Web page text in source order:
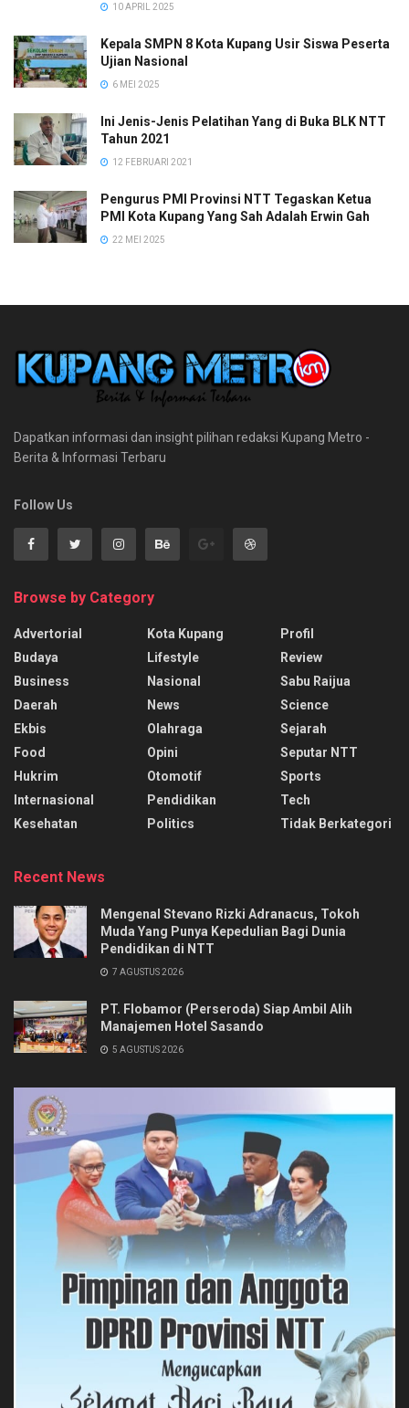
10 APRIL 2025
Kepala SMPN 8 Kota Kupang Usir Siswa Peserta
Ujian Nasional
6 MEI 2025
Ini Jenis-Jenis Pelatihan Yang di Buka BLK NTT
Tahun 2021
12 FEBRUARI 2021
Pengurus PMI Provinsi NTT Tegaskan Ketua
PMI Kota Kupang Yang Sah Adalah Erwin Gah
22 MEI 2025
Dapatkan informasi dan insight pilihan redaksi Kupang Metro -
Berita & Informasi Terbaru
Follow Us
Browse by Category
Advertorial
Budaya
Business
Daerah
Ekbis
Food
Hukrim
Internasional
Kesehatan
Kota Kupang
Lifestyle
Nasional
News
Olahraga
Opini
Otomotif
Pendidikan
Politics
Profil
Review
Sabu Raijua
Science
Sejarah
Seputar NTT
Sports
Tech
Tidak Berkategori
Recent News
Mengenal Stevano Rizki Adranacus, Tokoh
Muda Yang Punya Kepedulian Bagi Dunia
Pendidikan di NTT
7 AGUSTUS 2026
PT. Flobamor (Perseroda) Siap Ambil Alih
Manajemen Hotel Sasando
5 AGUSTUS 2026